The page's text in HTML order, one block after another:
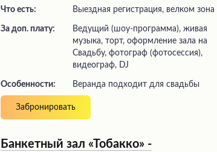
Что есть: выездная регистрация, велком зона
За доп. плату:
ведущий (шоу-программа), живая
музыка, торт, оформление зала на
Свадьбу, фотограф (фотосессия),
видеограф, DJ
Особенности: Веранда подходит для свадьбы
Забронировать
Банкетный зал «Тобакко» -